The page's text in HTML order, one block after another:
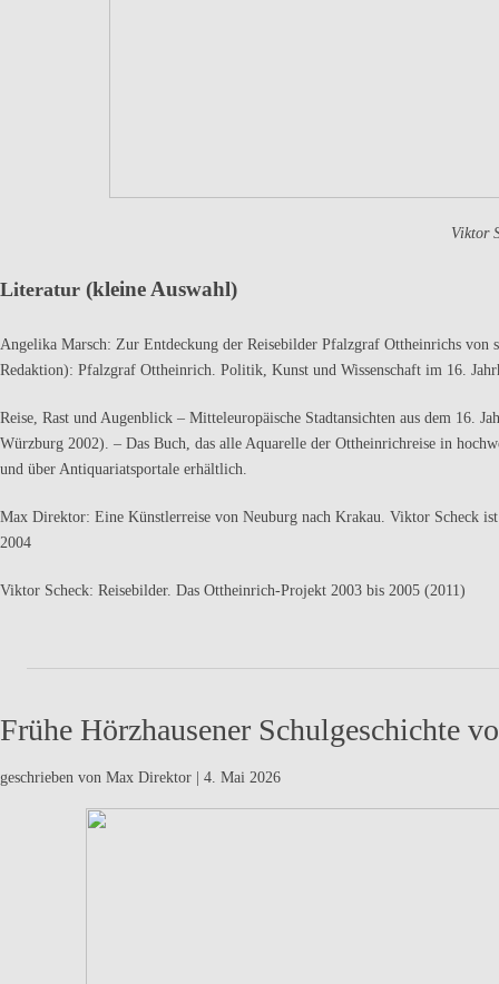
Viktor
Literatur (kleine Auswahl)
Angelika Marsch: Zur Entdeckung der Reisebilder Pfalzgraf Ottheinrichs
Redaktion): Pfalzgraf Ottheinrich. Politik, Kunst und Wissenschaft im 16.
Reise, Rast und Augenblick – Mitteleuropäische Stadtansichten aus dem 16.
Würzburg 2002). – Das Buch, das alle Aquarelle der Ottheinrichreise in
und über Antiquariatsportale erhältlich.
Max Direktor: Eine Künstlerreise von Neuburg nach Krakau. Viktor Scheck
2004
Viktor Scheck: Reisebilder. Das Ottheinrich-Projekt 2003 bis 2005 (2011)
Frühe Hörzhausener Schulgeschichte
geschrieben von Max Direktor 4. Mai 2026